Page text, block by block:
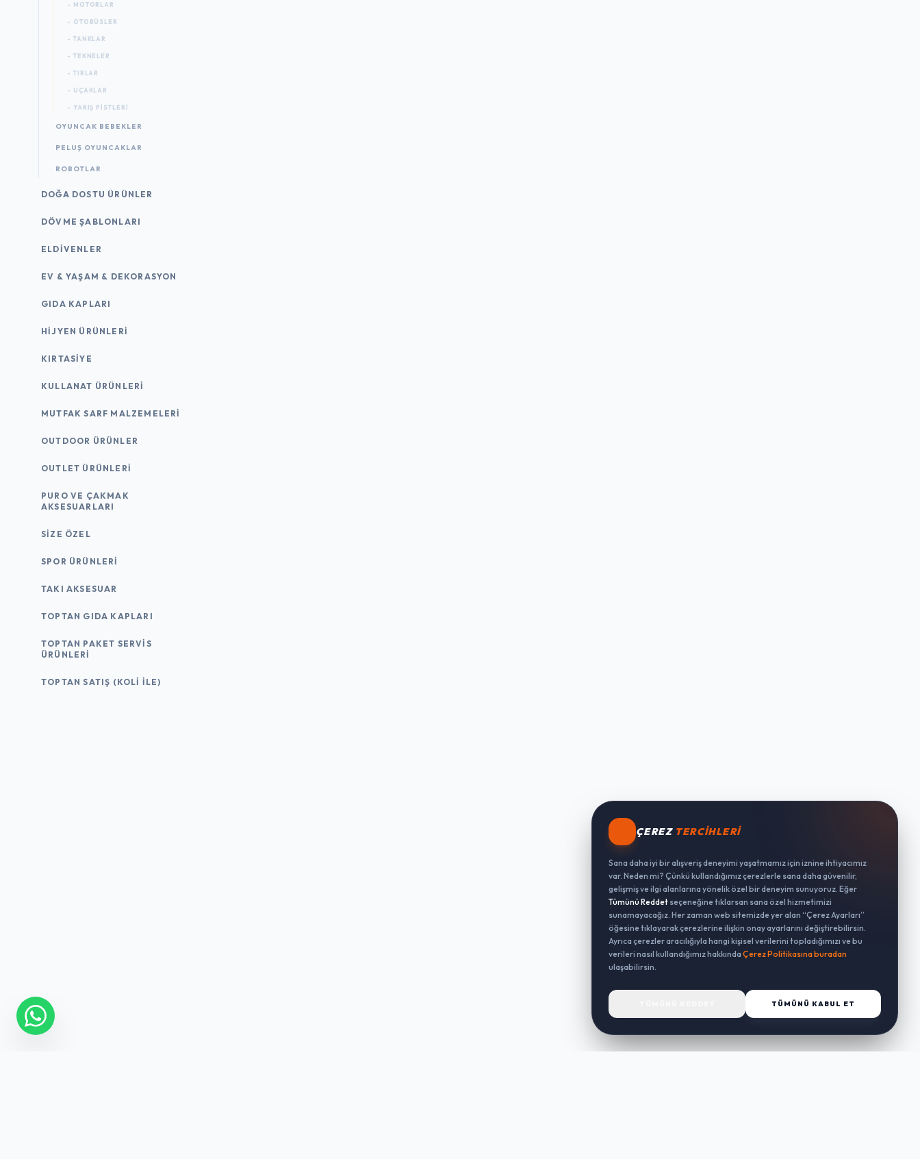
- MOTORLAR
- OTOBÜSLER
- TANKLAR
- TEKNELER
- TIRLAR
- UÇAKLAR
- YARIŞ PISTLERI
OYUNCAK BEBEKLER
PELUŞ OYUNCAKLAR
ROBOTLAR
DOĞA DOSTU ÜRÜNLER
DÖVME ŞABLONLARI
ELDIVENLER
EV & YAŞAM & DEKORASYON
GIDA KAPLARI
HIJYEN ÜRÜNLERI
KIRTASİYE
KULLANAT ÜRÜNLERI
MUTFAK SARF MALZEMELERI
OUTDOOR ÜRÜNLER
OUTLET ÜRÜNLERI
PURO VE ÇAKMAK
AKSESUARLARI
SIZE ÖZEL
SPOR ÜRÜNLERI
TAKI AKSESUAR
TOPTAN GIDA KAPLARI
TOPTAN PAKET SERVIS
ÜRÜNLERI
TOPTAN SATIŞ (KOLI İLE)
ÇEREZ TERCIHLERI
Sana daha iyi bir alışveriş deneyimi yaşatmamız için iznine ihtiyacımız
var. Neden mi? Çünkü kullandığımız çerezlerle sana daha güvenilir,
gelişmiş ve ilgi alanlarına yönelik özel bir deneyim sunuyoruz. Eğer
Tümünü Reddet seçeneğine tıklarsan sana özel hizmetimizi
sunamayacağız. Her zaman web sitemizde yer alan “Çerez Ayarları”
öğesine tıklayarak çerezlerine ilişkin onay ayarlarını değiştirebilirsin.
Ayrıca çerezler aracılığıyla hangi kişisel verilerini topladığımızı ve bu
verileri nasıl kullandığımız hakkında Çerez Politikasına buradan
ulaşabilirsin.
TÜMÜNÜ KABUL ET